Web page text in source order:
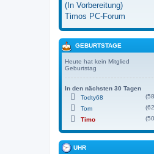
(In Vorbereitung)
Timos PC-Forum
GEBURTSTAGE
Heute hat kein Mitglied
Geburtstag
In den nächsten 30 Tagen
Todty68
Tom
Timo
UHR